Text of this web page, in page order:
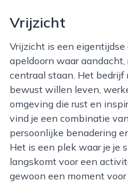
Vrijzicht
Vrijzicht is een eigentijdse ontmoetingsplek in
apeldoorn waar
centraal staan. Het
bewust willen leven,
omgeving die rust en
vind je een combinatie
persoonlijke benadering
Het is een plek waar je je
langskomt voor een
gewoon een moment